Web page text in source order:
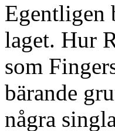
Egentligen
laget. Hur
som
bärande
några